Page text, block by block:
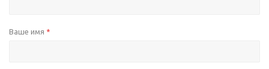
Ваше имя *